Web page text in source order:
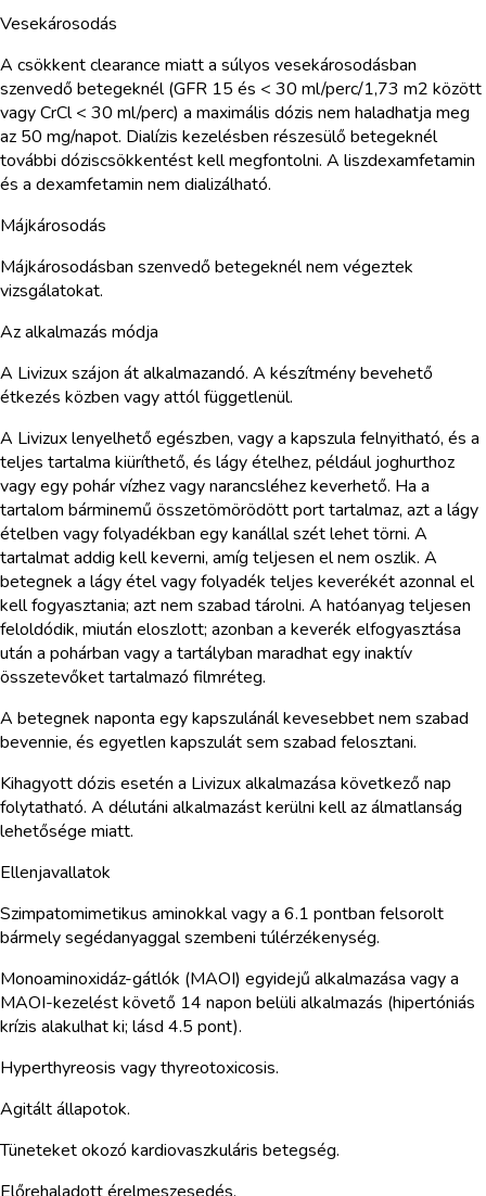
Vesekárosodás
A csökkent clearance miatt a súlyos vesekárosodásban
szenvedő betegeknél (GFR 15 és < 30 ml/perc/1,73 m2 között
vagy CrCl < 30 ml/perc) a maximális dózis nem haladhatja meg
az 50 mg/napot. Dialízis kezelésben részesülő betegeknél
további dóziscsökkentést kell megfontolni. A liszdexamfetamin
és a dexamfetamin nem dializálható.
Májkárosodás
Májkárosodásban szenvedő betegeknél nem végeztek
vizsgálatokat.
Az alkalmazás módja
A Livizux szájon át alkalmazandó. A készítmény bevehető
étkezés közben vagy attól függetlenül.
A Livizux lenyelhető egészben, vagy a kapszula felnyitható, és a
teljes tartalma kiüríthető, és lágy ételhez, például joghurthoz
vagy egy pohár vízhez vagy narancsléhez keverhető. Ha a
tartalom bárminemű összetömörödött port tartalmaz, azt a lágy
ételben vagy folyadékban egy kanállal szét lehet törni. A
tartalmat addig kell keverni, amíg teljesen el nem oszlik. A
betegnek a lágy étel vagy folyadék teljes keverékét azonnal el
kell fogyasztania; azt nem szabad tárolni. A hatóanyag teljesen
feloldódik, miután eloszlott; azonban a keverék elfogyasztása
után a pohárban vagy a tartályban maradhat egy inaktív
összetevőket tartalmazó filmréteg.
A betegnek naponta egy kapszulánál kevesebbet nem szabad
bevennie, és egyetlen kapszulát sem szabad felosztani.
Kihagyott dózis esetén a Livizux alkalmazása következő nap
folytatható. A délutáni alkalmazást kerülni kell az álmatlanság
lehetősége miatt.
Ellenjavallatok
Szimpatomimetikus aminokkal vagy a 6.1 pontban felsorolt
bármely segédanyaggal szembeni túlérzékenység.
Monoaminoxidáz-gátlók (MAOI) egyidejű alkalmazása vagy a
MAOI-kezelést követő 14 napon belüli alkalmazás (hipertóniás
krízis alakulhat ki; lásd 4.5 pont).
Hyperthyreosis vagy thyreotoxicosis.
Agitált állapotok.
Tüneteket okozó kardiovaszkuláris betegség.
Előrehaladott érelmeszesedés.